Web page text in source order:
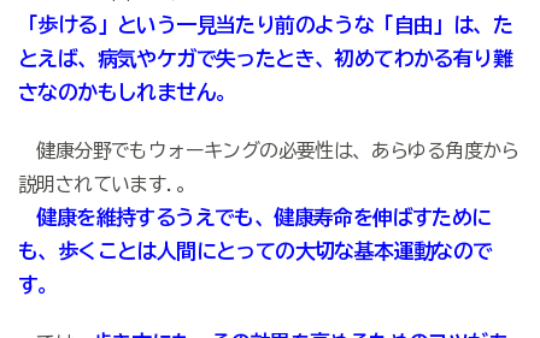
「歩ける」という一見当たり前のような「自由」は、た
とえば、病気やケガで失ったとき、初めてわかる有り難
さなのかもしれません。
健康分野でもウォーキングの必要性は、あらゆる角度から
説明されています.。
健康を維持するうえでも、健康寿命を伸ばすために
も、歩くことは人間にとっての大切な基本運動なので
す。